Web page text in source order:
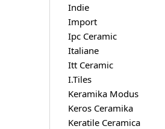
Ape Ceramica Wabi
Ape Ceramica Work
Indie
Import
Ipc Ceramic
Italiane
Itt Ceramic
I.Tiles
Keramika Modus
Keros Ceramika
Keratile Ceramica